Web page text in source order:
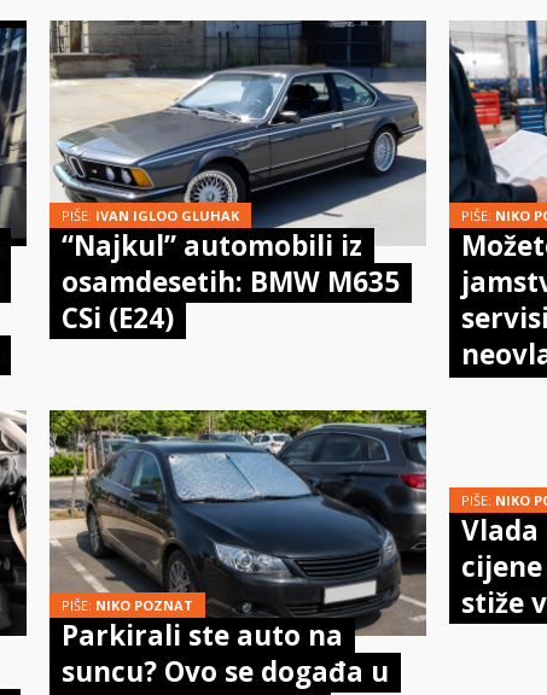
PIŠE: IVAN IGLOO GLUHAK
“Najkul” automobili iz
osamdesetih: BMW M635
CSi (E24)
PIŠE: NIKO
PIŠE: NIKO POZNAT
Parkirali ste auto na
suncu? Ovo se događa u
PIŠE: NIKO
stiže